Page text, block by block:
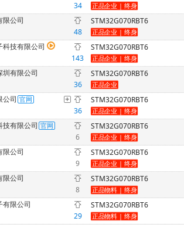
34
限公司
48
STM32G070RBT6
技有限公司
143
STM32G070RBT6
有限公司
36
STM32G070RBT6
公司
36
STM32G070RBT6
有限公司
6
STM32G070RBT6
限公司
9
STM32G070RBT6
限公司
8
STM32G070RBT6
有限公司
29
STM32G070RBT6